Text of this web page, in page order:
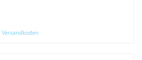
Versandkosten